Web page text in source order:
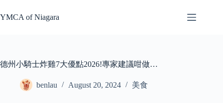
to
content
YMCA of Niagara
德州小騎士炸雞7大優點2026!專家建議咁做…
benlau August 20, 2024 美食